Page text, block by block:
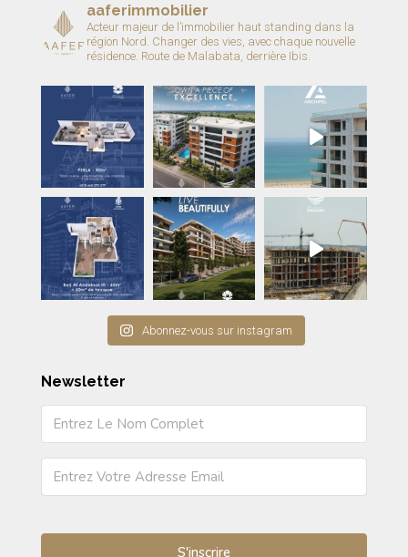
aaferimmobilier
Acteur majeur de l’immobilier haut standing dans la
région Nord. Changer des vies, avec chaque nouvelle
résidence. Route de Malabata, derrière Ibis.
Abonnez-vous sur instagram
Newsletter